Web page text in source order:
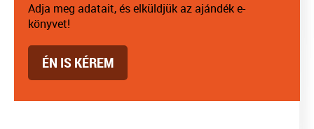
Adja meg adatait, és elküldjük az ajándék e-
könyvet!
ÉN IS KÉREM